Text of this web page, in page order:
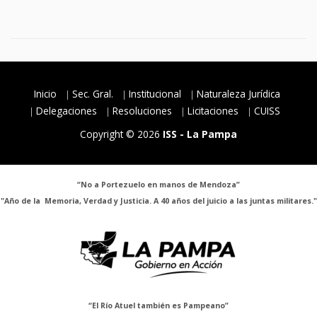
Inicio Sec. Gral. Institucional
Naturaleza Jurídica
Delegaciones
Resoluciones Licitaciones
CUISS
Copyright © 2026 ISS - La Pampa
“No a Portezuelo en manos de Mendoza”
"Año de la Memoria, Verdad y Justicia. A 40 años del juicio a las juntas militares."
“El Río Atuel también es Pampeano”